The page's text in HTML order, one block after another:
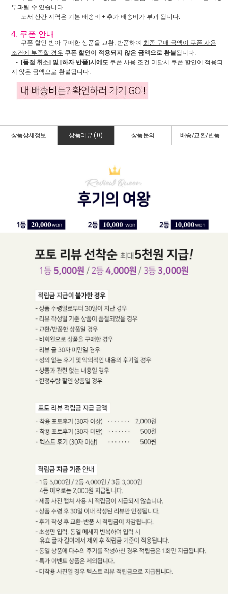
부과될 수 있습니다.
- 도서 산간 지역은 기본 배송비 + 추가 배송비가 부과 됩니다.
4. 쿠폰 안내
- 쿠폰 할인 받아 구매한 상품을 교환, 반품하여 최종 구매 금액이 쿠폰 사용
조건에 부족할 경우 쿠폰 할인이 적용되지 않은 금액으로 환불됩니다.
- [품절 취소] 및 [하자 반품]시에도 쿠폰 사용 조건 미달시 쿠폰 할인이 적용되
지 않은 금액으로 환불됩니다.
상품상세정보 상품리뷰 ( 0) 상품문의 배송/교환/반품